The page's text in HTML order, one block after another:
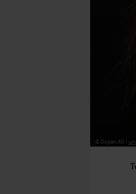
© Ospan Ali /